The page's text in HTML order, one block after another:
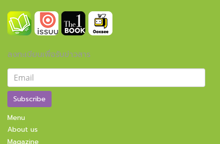
ลงทะเบียนเพื่อรับข่าวสาร
Subscribe
Menu
About us
Magazine